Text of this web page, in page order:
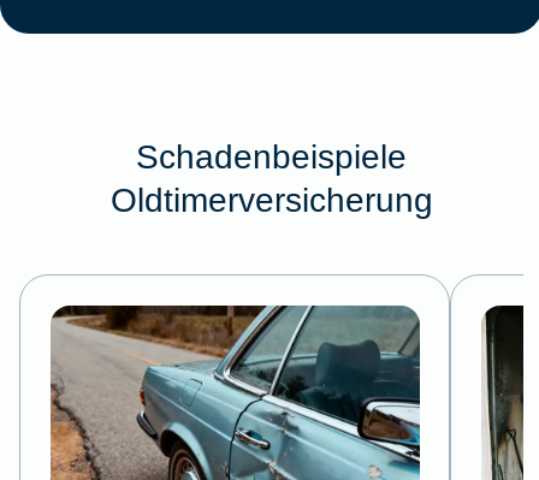
Schadenbeispiele
Oldtimerversicherung